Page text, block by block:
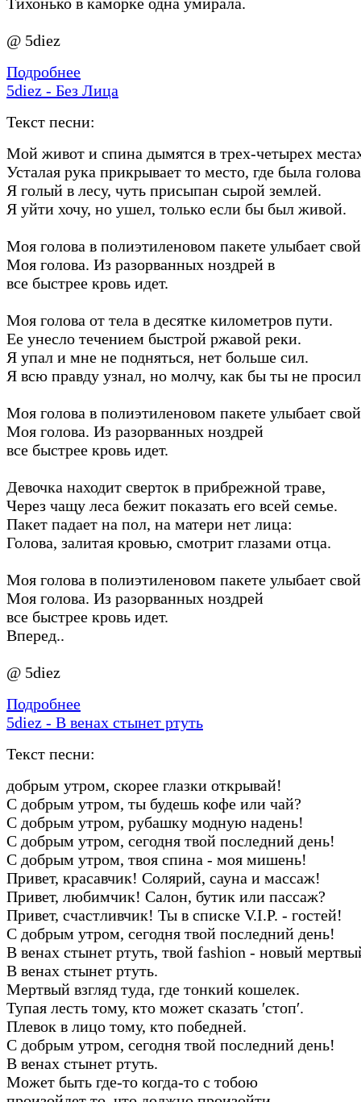
@ 5diez
Подробнее
5diez - Без Лица
Текст песни:
Мой живот и спина дымятся в трех-четырех
Усталая рука прикрывает то место, где была
Я голый в лесу, чуть присыпан сырой землей.
Я уйти хочу, но ушел, только если бы был живой.
Моя голова в полиэтиленовом пакете улыбает
Моя голова. Из разорванных ноздрей в
все быстрее кровь идет.
Моя голова от тела в десятке километров пути.
Ее унесло течением быстрой ржавой реки.
Я упал и мне не подняться, нет больше сил.
Я всю правду узнал, но молчу, как бы ты не
Моя голова в полиэтиленовом пакете улыбает
Моя голова. Из разорванных ноздрей
все быстрее кровь идет.
Девочка находит сверток в прибрежной траве,
Через чащу леса бежит показать его всей семье.
Пакет падает на пол, на матери нет лица:
Голова, залитая кровью, смотрит глазами отца.
Моя голова в полиэтиленовом пакете улыбает
Моя голова. Из разорванных ноздрей
все быстрее кровь идет.
Вперед..
@ 5diez
Подробнее
5diez - В венах стынет ртуть
Текст песни:
добрым утром, скорее глазки открывай!
С добрым утром, ты будешь кофе или чай?
С добрым утром, рубашку модную надень!
С добрым утром, сегодня твой последний день!
С добрым утром, твоя спина - моя мишень!
Привет, красавчик! Солярий, сауна и массаж!
Привет, любимчик! Салон, бутик или пассаж?
Привет, счастливчик! Ты в списке V.I.P. - гостей!
С добрым утром, сегодня твой последний день!
В венах стынет ртуть, твой fashion - новый
В венах стынет ртуть.
Мертвый взгляд туда, где тонкий кошелек.
Тупая лесть тому, кто может сказать ′стоп′.
Плевок в лицо тому, кто победней.
С добрым утром, сегодня твой последний день!
В венах стынет ртуть.
Может быть где-то когда-то с тобою